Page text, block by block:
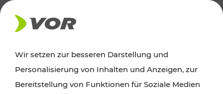
AKTUELLES
Ausflugstipps
Wir setzen zur besseren Darstellung und
Personalisierung von Inhalten und Anzeigen, zur
Bereitstellung von Funktionen für Soziale Medien